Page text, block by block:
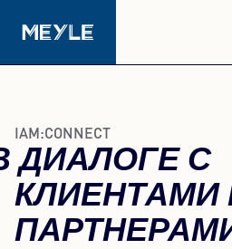
качество
Автосервисы
IAM:CONNECT
ДИАЛОГЕ С
КЛИЕНТАМИ